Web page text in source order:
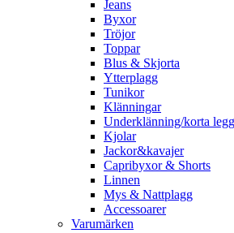
Jeans
Byxor
Tröjor
Toppar
Blus & Skjorta
Ytterplagg
Tunikor
Klänningar
Underklänning/korta
Kjolar
Jackor&kavajer
Capribyxor & Shorts
Linnen
Mys & Nattplagg
Accessoarer
Varumärken